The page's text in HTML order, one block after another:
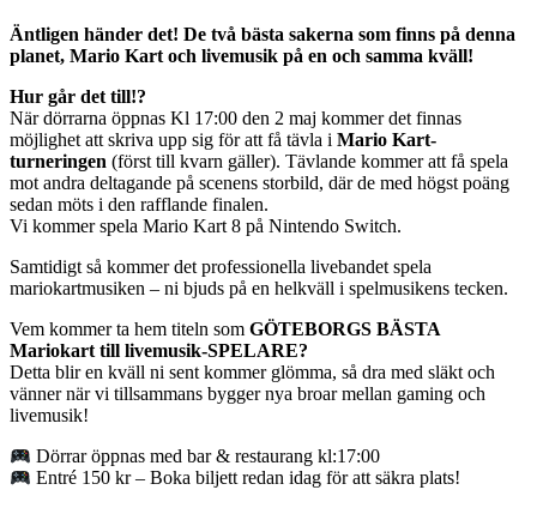
Äntligen händer det! De två bästa sakerna som finns på denna
planet, Mario Kart och livemusik på en och samma kväll!
Hur går det till!?
När dörrarna öppnas Kl 17:00 den 2 maj kommer det finnas
möjlighet att skriva upp sig för att få tävla i Mario Kart-
turneringen (först till kvarn gäller). Tävlande kommer att få spela
mot andra deltagande på scenens storbild, där de med högst poäng
sedan möts i den rafflande finalen.
Vi kommer spela Mario Kart 8 på Nintendo Switch.
Samtidigt så kommer det professionella livebandet spela
mariokartmusiken – ni bjuds på en helkväll i spelmusikens tecken.
Vem kommer ta hem titeln som GÖTEBORGS BÄSTA
Mariokart till livemusik-SPELARE?
Detta blir en kväll ni sent kommer glömma, så dra med släkt och
vänner när vi tillsammans bygger nya broar mellan gaming och
livemusik!
Dörrar öppnas med bar & restaurang kl:17:00
Entré 150 kr – Boka biljett redan idag för att säkra plats!